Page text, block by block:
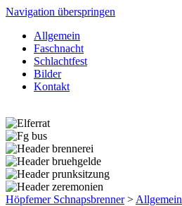
Navigation überspringen
Allgemein
Faschnacht
Schlachtfest
Bilder
Kontakt
Höpfemer Schnapsbrenner> Allgemein